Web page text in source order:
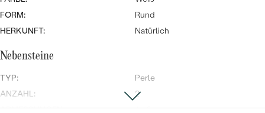
PERSONALISIERT
SYMBOLISCH
NACH ANLASS
FORM:
Rund
HERKUNFT:
Natürlich
Nebensteine
TYP:
Perle
ANZAHL:
2
ABMESSUNGEN:
4 - 6 mm